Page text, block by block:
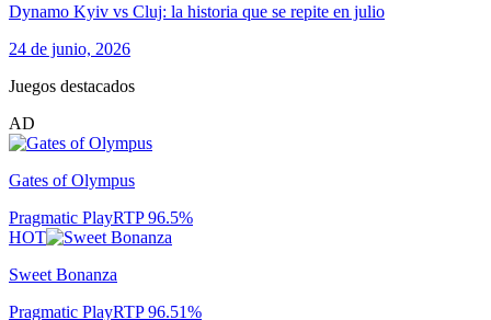
Dynamo Kyiv vs Cluj: la historia que se repite en julio
24 de junio, 2026
Juegos destacados
AD
Gates of Olympus
Pragmatic PlayRTP96.5%
HOT
Sweet Bonanza
Pragmatic PlayRTP96.51%